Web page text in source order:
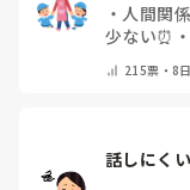
・ 人間関
少ない⏰ ・
👶
その
215票・ 8
話しにく